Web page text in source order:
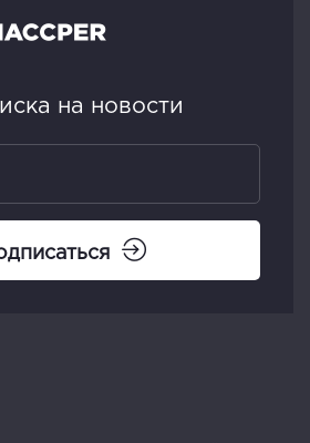
на новости